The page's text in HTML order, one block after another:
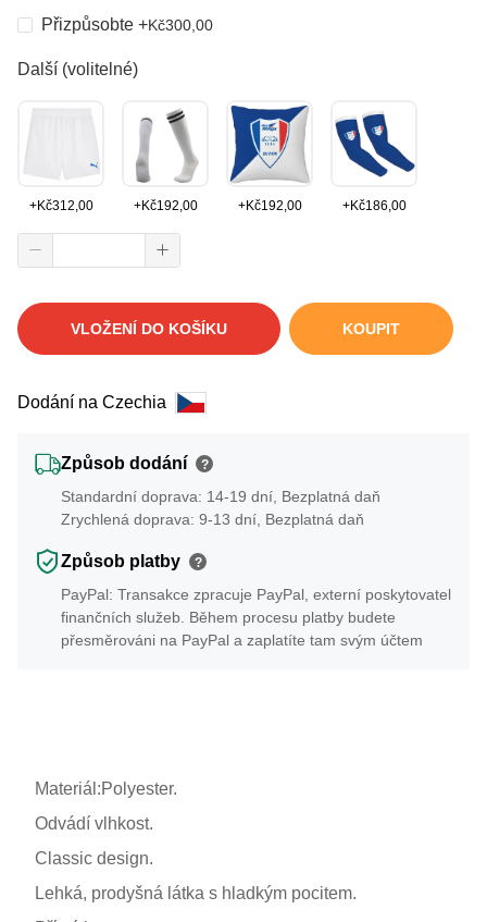
Přizpůsobte +Kč300,00
Další (volitelné)
+Kč312,00 +Kč192,00 +Kč192,00 +Kč186,00
VLOŽENÍ DO KOŠÍKU KOUPIT
Dodání na Czechia
Způsob dodání ?
Standardní doprava: 14-19 dní, Bezplatná daň
Zrychlená doprava: 9-13 dní, Bezplatná daň
Způsob platby ?
PayPal: Transakce zpracuje PayPal, externí poskytovatel
finančních služeb. Během procesu platby budete
přesměrováni na PayPal a zaplatíte tam svým účtem
Materiál:Polyester.
Odvádí vlhkost.
Classic design.
Lehká, prodyšná látka s hladkým pocitem.